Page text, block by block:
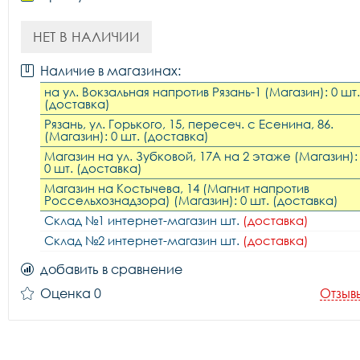
НЕТ В НАЛИЧИИ
Наличие в магазинах:
на ул. Вокзальная напротив Рязань-1 (Магазин): 0 шт.
(доставка)
Рязань, ул. Горького, 15, пересеч. с Есенина, 86.
(Магазин): 0 шт. (доставка)
Магазин на ул. Зубковой, 17А на 2 этаже (Магазин):
0 шт. (доставка)
Магазин на Костычева, 14 (Магнит напротив
Россельхознадзора) (Магазин): 0 шт. (доставка)
Склад №1 интернет-магазин шт. (доставка)
Склад №2 интернет-магазин шт. (доставка)
добавить в сравнение
Оценка 0